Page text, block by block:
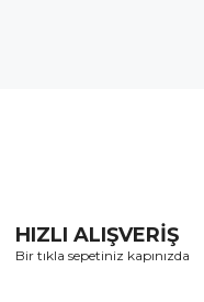
HIZLI ALIŞVERİŞ
Bir tıkla sepetiniz kapınızda